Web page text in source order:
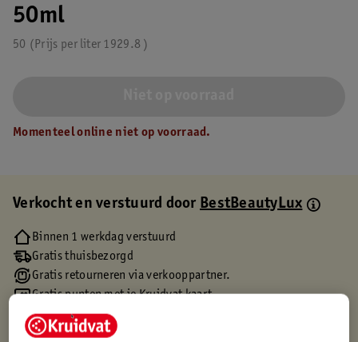
50ml
50 1929.8
Prijs per liter
Momenteel online niet op voorraad.
Verkocht en verstuurd doorBestBeautyLux
Binnen 1 werkdag verstuurd
Gratis thuisbezorgd
Gratis retourneren via verkooppartner.
Gratis punten met je Kruidvat kaart